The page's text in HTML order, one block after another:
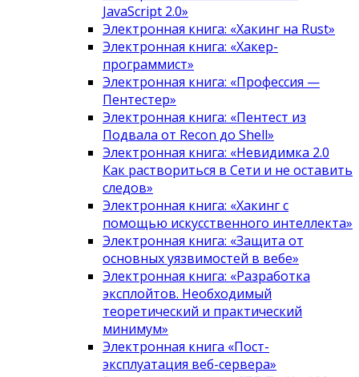
JavaScript 2.0»
Электронная книга: «Хакинг на Rust»
Электронная книга: «Хакер-
программист»
Электронная книга: «Профессия —
Пентестер»
Электронная книга: «Пентест из
Подвала от Recon до Shell»
Электронная книга: «Невидимка 2.0
Как раствориться в Сети и не оставить
следов»
Электронная книга: «Хакинг с
помощью искусственного интеллекта»
Электронная книга: «Защита от
основных уязвимостей в вебе»
Электронная книга: «Разработка
эксплойтов. Необходимый
теоретический и практический
минимум»
Электронная книга «Пост-
эксплуатация веб-сервера»